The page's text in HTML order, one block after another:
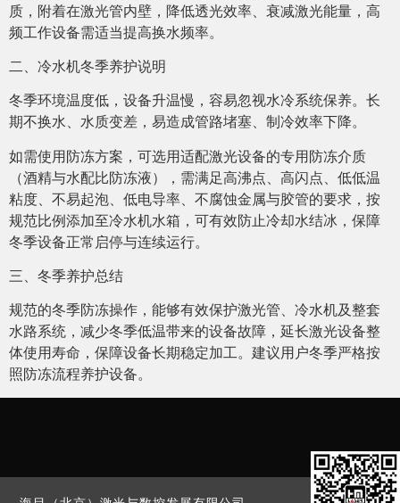
质，附着在激光管内壁，降低透光效率、衰减激光能量，高
频工作设备需适当提高换水频率。
二、冷水机冬季养护说明
冬季环境温度低，设备升温慢，容易忽视水冷系统保养。长
期不换水、水质变差，易造成管路堵塞、制冷效率下降。
如需使用防冻方案，可选用适配激光设备的专用防冻介质
（酒精与水配比防冻液），需满足高沸点、高闪点、低低温
粘度、不易起泡、低电导率、不腐蚀金属与胶管的要求，按
规范比例添加至冷水机水箱，可有效防止冷却水结冰，保障
冬季设备正常启停与连续运行。
三、冬季养护总结
规范的冬季防冻操作，能够有效保护激光管、冷水机及整套
水路系统，减少冬季低温带来的设备故障，延长激光设备整
体使用寿命，保障设备长期稳定加工。建议用户冬季严格按
照防冻流程养护设备。